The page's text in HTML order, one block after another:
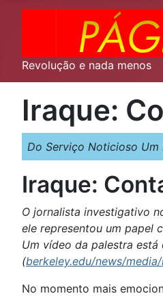
Revolução e nada menos
Iraque:
Do Serviço Noticioso Um
Iraque:
O jornalista investigativo
ele representou um papel
Um vídeo da palestra
(berkeley.edu/news/
No momento mais